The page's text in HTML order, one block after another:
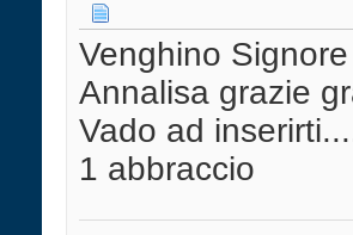
Venghino
Annalisa grazie
Vado ad
1 abbraccio